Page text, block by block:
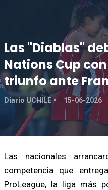
Las "Diablas"
Nations Cup
triunfo ante
Diario UCHILE 15-06-2026
Las nacionales
competencia que
ProLeague, la liga más